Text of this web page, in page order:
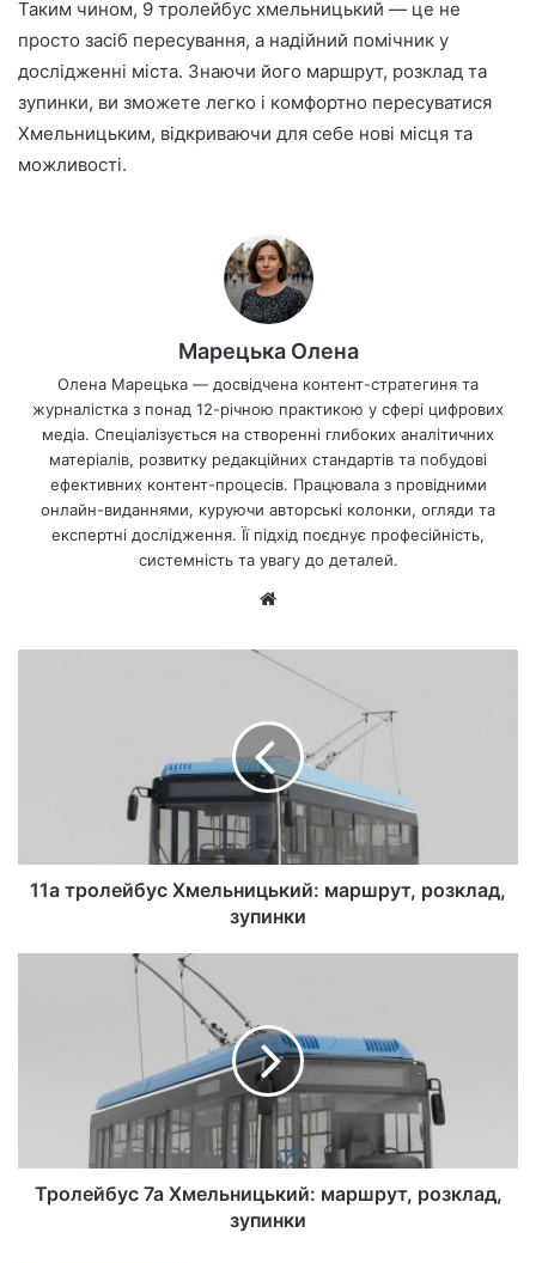
Таким чином, 9 тролейбус хмельницький — це не
просто засіб пересування, а надійний помічник у
дослідженні міста. Знаючи його маршрут, розклад та
зупинки, ви зможете легко і комфортно пересуватися
Хмельницьким, відкриваючи для себе нові місця та
можливості.
Марецька Олена
Олена Марецька — досвідчена контент-стратегиня та
журналістка з понад 12-річною практикою у сфері цифрових
медіа. Спеціалізується на створенні глибоких аналітичних
матеріалів, розвитку редакційних стандартів та побудові
ефективних контент-процесів. Працювала з провідними
онлайн-виданнями, куруючи авторські колонки, огляди та
експертні дослідження. Її підхід поєднує професійність,
системність та увагу до деталей.
са
йт
11а тролейбус Хмельницький: маршрут, розклад,
зупинки
Тролейбус 7а Хмельницький: маршрут, розклад,
зупинки